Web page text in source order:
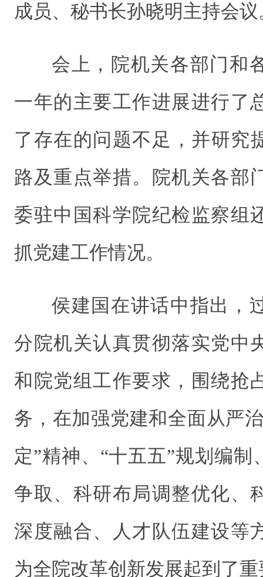
成员、秘书长孙晓明主持会议
会上，院机关各部门和
一年的主要工作进展进行了
了存在的问题不足，并研究
路及重点举措。院机关各部
委驻中国科学院纪检监察组
抓党建工作情况。
侯建国在讲话中指出，
分院机关认真贯彻落实党中
和院党组工作要求，围绕抢
务，在加强党建和全面从严
定”精神、“十五五”规划编
争取、科研布局调整优化、
深度融合、人才队伍建设等
为全院改革创新发展起到了